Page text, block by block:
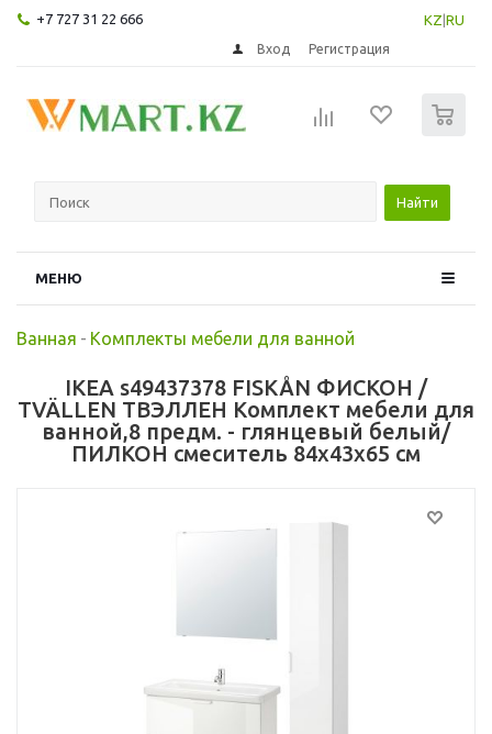
+7 727 31 22 666 KZ RU
Вход Регистрация
Найти
МЕНЮ
Ванная - Комплекты мебели для ванной
IKEA s49437378 FISKÅN ФИСКОН /
TVÄLLEN ТВЭЛЛЕН Комплект мебели для
ванной,8 предм. - глянцевый белый/
ПИЛКОН смеситель 84x43x65 см